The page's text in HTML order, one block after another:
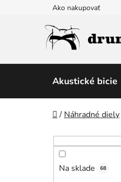
Ako nakupovať
Akustické bicie
Domov
/ Náhradné diely
Na sklade 68